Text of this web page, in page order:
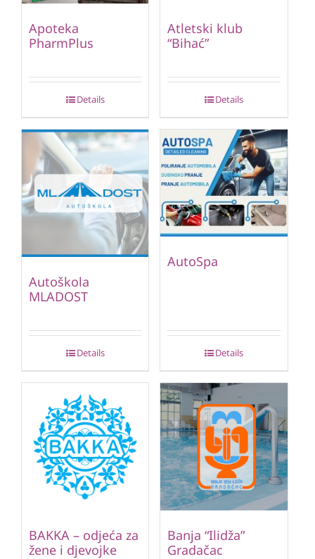
Apoteka
PharmPlus
Details
Atletski klub
“Bihać”
Details
Autoškola
MLADOST
Details
AutoSpa
Details
BAKKA – odjeća za
žene i djevojke
Banja “Ilidža”
Gradačac